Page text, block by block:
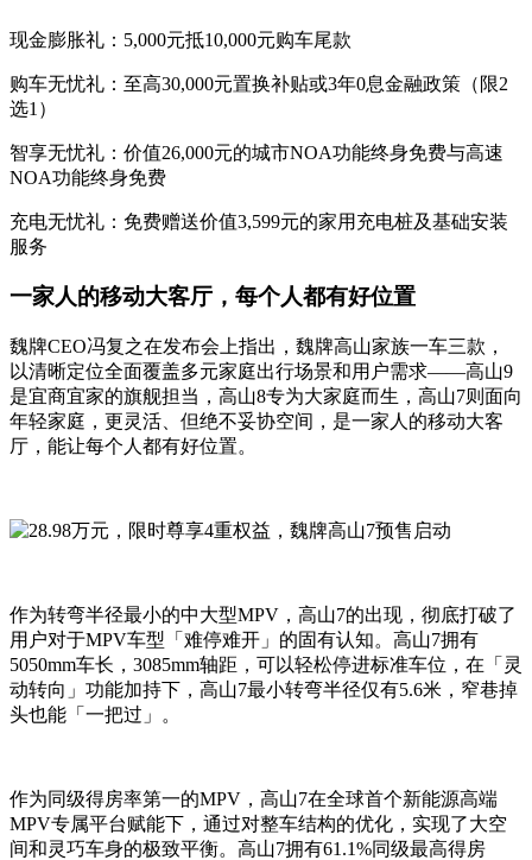
现金膨胀礼：5,000元抵10,000元购车尾款
购车无忧礼：至高30,000元置换补贴或3年0息金融政策（限2
选1）
智享无忧礼：价值26,000元的城市NOA功能终身免费与高速
NOA功能终身免费
充电无忧礼：免费赠送价值3,599元的家用充电桩及基础安装
服务
一家人的移动大客厅，每个人都有好位置
魏牌CEO冯复之在发布会上指出，魏牌高山家族一车三款，
以清晰定位全面覆盖多元家庭出行场景和用户需求——高山9
是宜商宜家的旗舰担当，高山8专为大家庭而生，高山7则面向
年轻家庭，更灵活、但绝不妥协空间，是一家人的移动大客
厅，能让每个人都有好位置。
作为转弯半径最小的中大型MPV，高山7的出现，彻底打破了
用户对于MPV车型「难停难开」的固有认知。高山7拥有
5050mm车长，3085mm轴距，可以轻松停进标准车位，在「灵
动转向」功能加持下，高山7最小转弯半径仅有5.6米，窄巷掉
头也能「一把过」。
作为同级得房率第一的MPV，高山7在全球首个新能源高端
MPV专属平台赋能下，通过对整车结构的优化，实现了大空
间和灵巧车身的极致平衡。高山7拥有61.1%同级最高得房